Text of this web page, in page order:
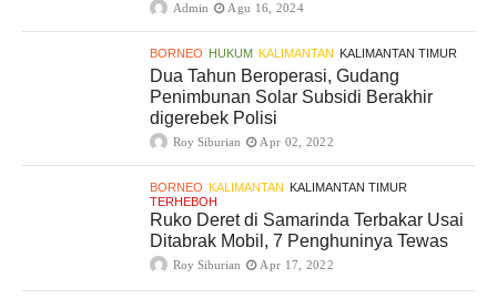
Admin Agu 16, 2024
BORNEO HUKUM KALIMANTAN KALIMANTAN TIMUR
Dua Tahun Beroperasi, Gudang
Penimbunan Solar Subsidi Berakhir
digerebek Polisi
Roy Siburian Apr 02, 2022
BORNEO KALIMANTAN KALIMANTAN TIMUR
TERHEBOH
Ruko Deret di Samarinda Terbakar Usai
Ditabrak Mobil, 7 Penghuninya Tewas
Roy Siburian Apr 17, 2022